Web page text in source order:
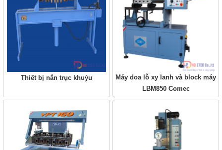
Thiết bị nắn trục khuỷu
Máy doa lỗ xy lanh và block máy
LBM850 Comec